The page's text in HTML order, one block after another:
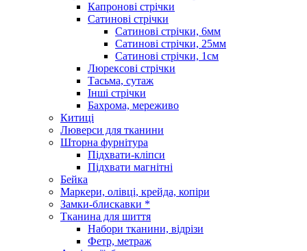
Капронові стрічки
Сатинові стрічки
Сатинові стрічки, 6мм
Сатинові стрічки, 25мм
Сатинові стрічки, 1см
Люрексові стрічки
Тасьма, сутаж
Інші стрічки
Бахрома, мереживо
Китиці
Люверси для тканини
Шторна фурнітура
Підхвати-кліпси
Підхвати магнітні
Бейка
Маркери, олівці, крейда, копіри
Замки-блискавки *
Тканина для шиття
Набори тканини, відрізи
Фетр, метраж